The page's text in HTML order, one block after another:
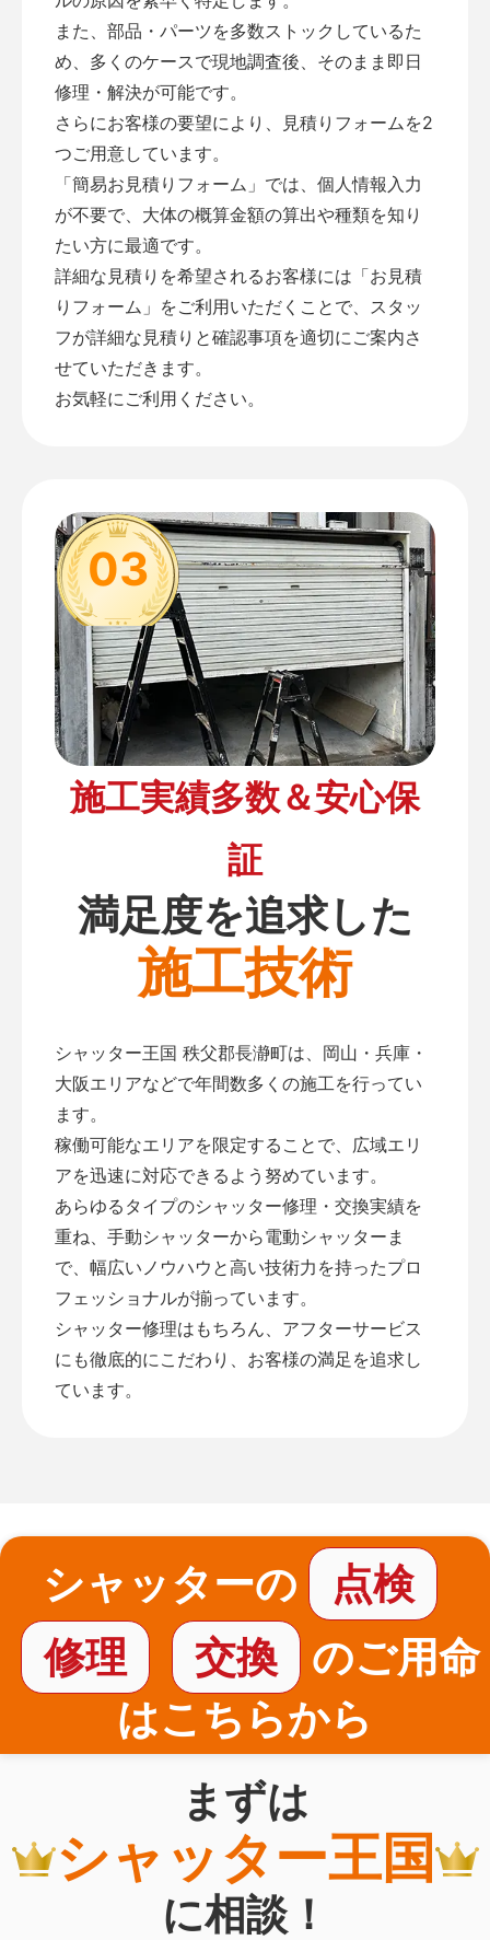
また、部品・パーツを多数ストックしているた
め、多くのケースで現地調査後、そのまま即日
修理・解決が可能です。
さらにお客様の要望により、見積りフォームを2
つご用意しています。
「簡易お見積りフォーム 」では、個人情報入力
が不要で、大体の概算金額の算出や種類を知り
たい方に最適です。
詳細な見積りを希望されるお客様には「お見積
りフォーム 」をご利用いただくことで、スタッ
フが詳細な見積りと確認事項を適切にご案内さ
せていただきます。
お気軽にご利用ください。
03
施工実績多数＆安心保
証
満足度を追求した
施工技術
シャッター王国 秩父郡長瀞町は、岡山・兵庫・
大阪エリアなどで年間数多くの施工を行ってい
ます。
稼働可能なエリアを限定することで、広域エリ
アを迅速に対応できるよう努めています。
あらゆるタイプのシャッター修理・交換実績を
重ね、手動シャッターから電動シャッターま
で、幅広いノウハウと高い技術力を持ったプロ
フェッショナルが揃っています。
シャッター修理はもちろん、アフターサービス
にも徹底的にこだわり、お客様の満足を追求し
ています。
シャッターの
点検
修理
交換
のご用命
はこちらから
まずは
シャッター王国
に相談！